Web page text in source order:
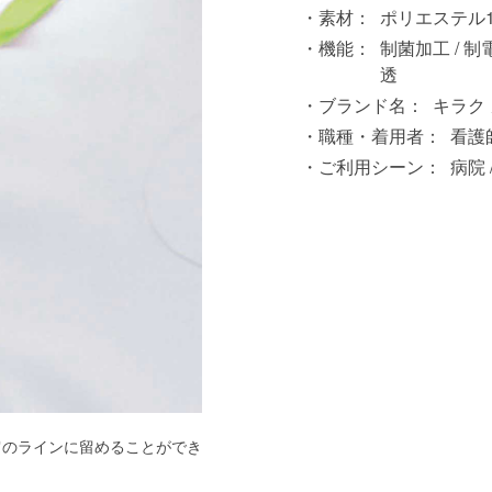
ラインに留めることができ
素材：
ポリエステル
機能：
制菌加工 / 制
透
ブランド名：
キラク
職種・着用者：
看護
ご利用シーン：
病院